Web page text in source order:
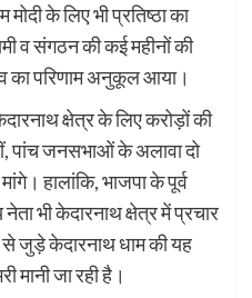
के लिए भी प्रतिष्ठा का
व संगठन की कई महीनों की
का परिणाम अनुकूल आया।
क्षेत्र के लिए करोड़ों की
पांच जनसभाओं के अलावा दो
हालांकि, भाजपा के पूर्व
भी केदारनाथ क्षेत्र में प्रचार
से जुड़े केदारनाथ धाम की यह
मानी जा रही है।